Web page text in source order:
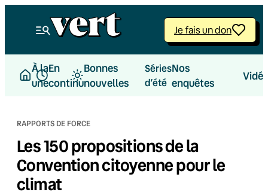
Je fais un don
À la
une
En
continu
Bonnes
nouvelles
Séries
d’été
Nos
enquêtes
RAPPORTS DE FORCE
Les 150 propositions de la
Convention citoyenne pour le
climat